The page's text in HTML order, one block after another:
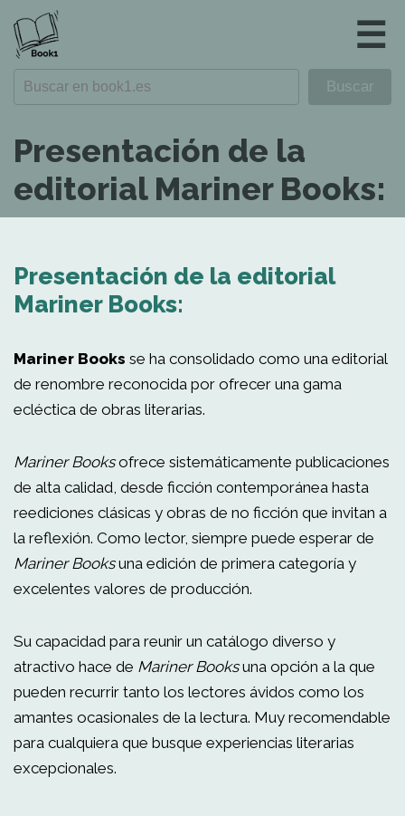
☰
Presentación de la
editorial Mariner Books:
Presentación de la editorial
Mariner Books:
Mariner Books se ha consolidado como una editorial
de renombre reconocida por ofrecer una gama
ecléctica de obras literarias.
Mariner Booksofrece sistemáticamente publicaciones
de alta calidad, desde ficción contemporánea hasta
reediciones clásicas y obras de no ficción que invitan a
la reflexión. Como lector, siempre puede esperar de
Mariner Booksuna edición de primera categoría y
excelentes valores de producción.
Su capacidad para reunir un catálogo diverso y
atractivo hace de Mariner Booksuna opción a la que
pueden recurrir tanto los lectores ávidos como los
amantes ocasionales de la lectura. Muy recomendable
para cualquiera que busque experiencias literarias
excepcionales.